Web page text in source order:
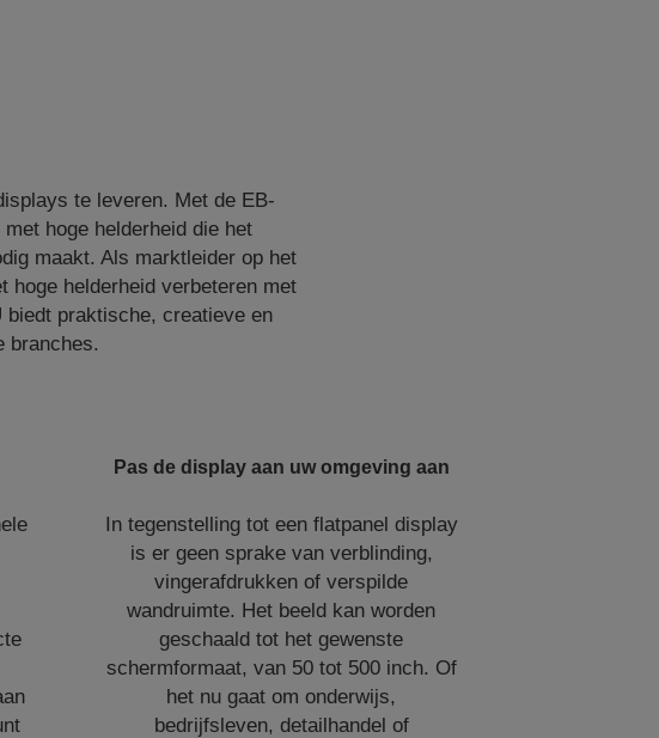
te leveren. Met de EB-
hoge helderheid die het
maakt. Als marktleider op het
hoge helderheid verbeteren met
biedt praktische, creatieve en
branches.
Pas de display aan uw omgeving aan
In tegenstelling tot een flatpanel display
is er geen sprake van verblinding,
vingerafdrukken of verspilde
wandruimte. Het beeld kan worden
geschaald tot het gewenste
schermformaat, van 50 tot 500 inch. Of
het nu gaat om onderwijs,
bedrijfsleven, detailhandel of